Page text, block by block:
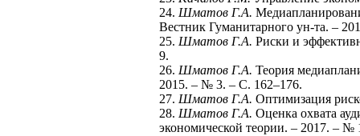
24. Шматов Г.А.
Вестник Гуманитарного ун-та. –
25. Шматов Г.А. Риски и
9.
26. Шматов Г.А. Теория
2015. – № 3. – С. 162–176.
27. Шматов Г.А. Оптимизация
28. Шматов Г.А. Оценка охвата
экономической теории. – 2017. – №